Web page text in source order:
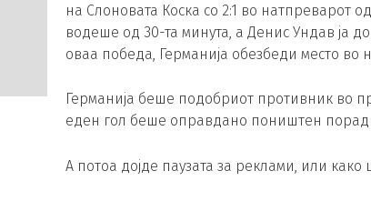
на Слоновата Коска со 2:1 во натпреварот
водеше од 30-та минута, а Денис Ундав ја
оваа победа, Германија обезбеди место во
Германија беше подобриот противник во
еден гол беше оправдано поништен
А потоа дојде паузата за реклами, или